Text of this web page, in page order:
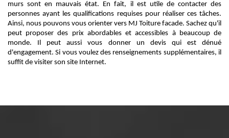
murs sont en mauvais état. En fait, il est utile de contacter des
personnes ayant les qualifications requises pour réaliser ces tâches.
Ainsi, nous pouvons vous orienter vers MJ Toiture facade. Sachez qu'il
peut proposer des prix abordables et accessibles à beaucoup de
monde. Il peut aussi vous donner un devis qui est dénué
d'engagement. Si vous voulez des renseignements supplémentaires, il
suffit de visiter son site Internet.